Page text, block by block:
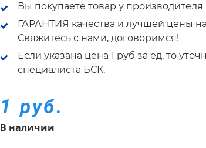
Вы покупаете товар у
ГАРАНТИЯ качества и лучшей цены
Свяжитесь с нами, договоримся!
Если указана цена 1 руб за ед, то
специалиста БСК.
1 руб.
В наличии